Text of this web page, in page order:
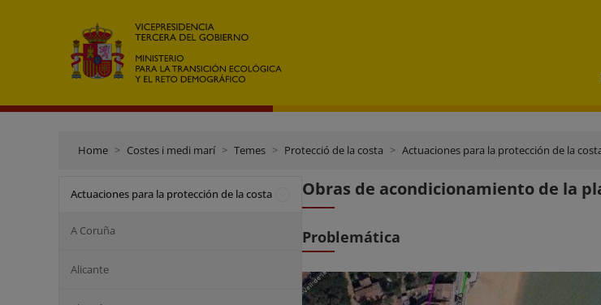
Home Costes i medi marí Temes Protecció de la costa Actuaciones para la protección de la
Actuaciones para la protección de la costa
A Coruña
Alicante
Obras de acondicionamiento de la
Problemática